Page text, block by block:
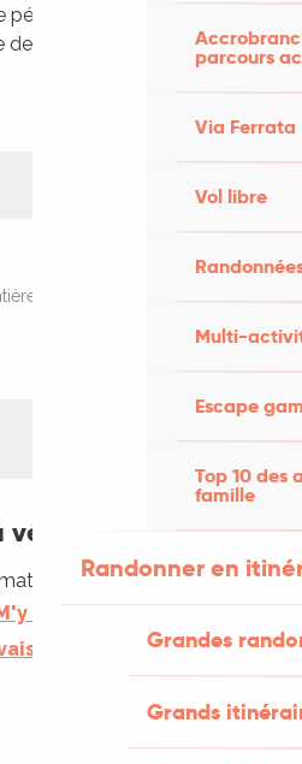
parcours
Via Ferrata
Vol libre
Multi-
Escape
Top 10 des
famille
Randonner en
Grandes
Grands
et de solidarité.
à La Ligue contre le
46240 Cœur de Causse
rendre
en train !